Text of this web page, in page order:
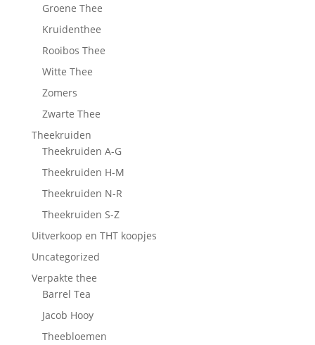
Groene Thee
Kruidenthee
Rooibos Thee
Witte Thee
Zomers
Zwarte Thee
Theekruiden
Theekruiden A-G
Theekruiden H-M
Theekruiden N-R
Theekruiden S-Z
Uitverkoop en THT koopjes
Uncategorized
Verpakte thee
Barrel Tea
Jacob Hooy
Theebloemen